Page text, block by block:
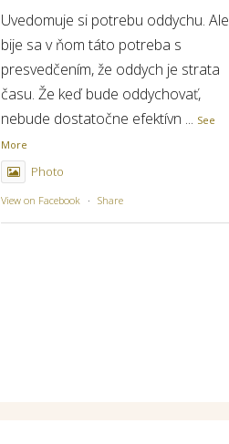
Uvedomuje si potrebu oddychu. Ale
bije sa v ňom táto potreba s
presvedčením, že oddych je strata
času. Že keď bude oddychovať,
nebude dostatočne efektívn ... See
More
Photo
View on Facebook · Share